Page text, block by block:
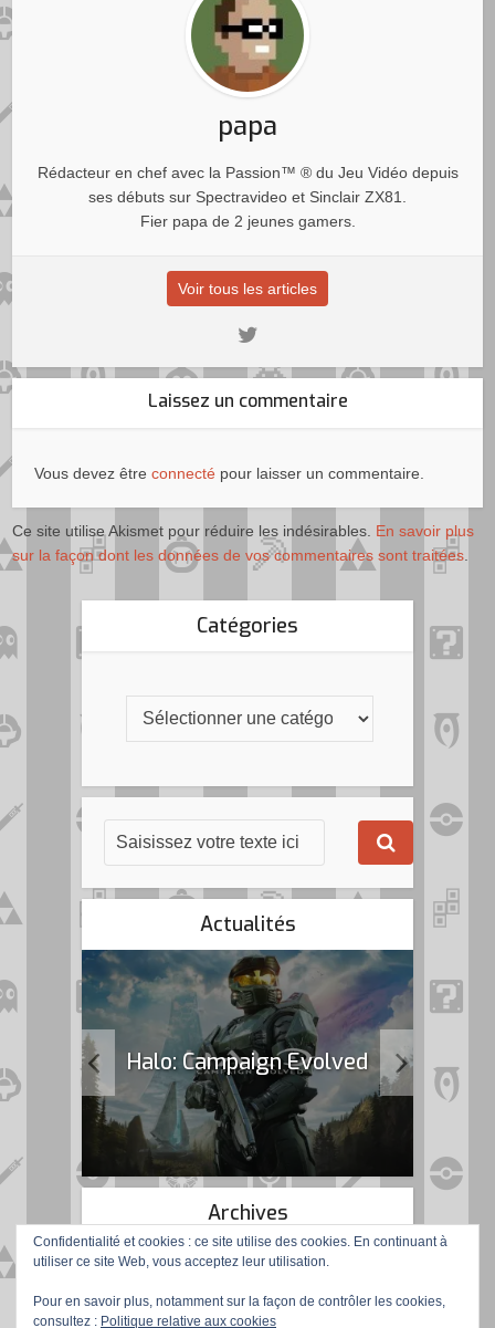
papa
Rédacteur en chef avec la Passion™ ® du Jeu Vidéo depuis
ses débuts sur Spectravideo et Sinclair ZX81.
Fier papa de 2 jeunes gamers.
Voir tous les articles
Laissez un commentaire
Vous devez êtreconnecté pour laisser un commentaire.
Ce site utilise Akismet pour réduire les indésirables. En savoir plus
sur la façon dont les données de vos commentaires sont traitées
Catégories
Actualités
Halo: Campaign Evolved
Archives
Confidentialité et cookies : ce site utilise des cookies. En continuant à
utiliser ce site Web, vous acceptez leur utilisation.
Pour en savoir plus, notamment sur la façon de contrôler les cookies,
consultez : Politique relative aux cookies